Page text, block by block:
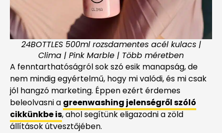
24BOTTLES 500ml rozsdamentes acél kulacs |
Clima | Pink Marble | Több méretben
A fenntarthatóságról sok szó esik manapság, de
nem mindig egyértelmű, hogy mi valódi, és mi csak
jól hangzó marketing. Éppen ezért érdemes
beleolvasni a greenwashing jelenségről szóló
cikkünkbe is, ahol segítünk eligazodni a zöld
állítások útvesztőjében.